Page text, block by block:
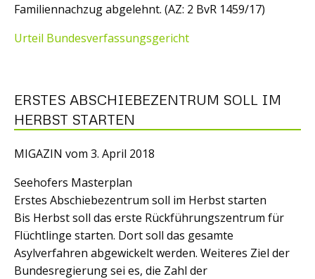
Familiennachzug abgelehnt. (AZ: 2 BvR 1459/17)
Urteil Bundesverfassungsgericht
ERSTES ABSCHIEBEZENTRUM SOLL IM
HERBST STARTEN
MIGAZIN vom 3. April 2018
Seehofers Masterplan
Erstes Abschiebezentrum soll im Herbst starten
Bis Herbst soll das erste Rückführungszentrum für
Flüchtlinge starten. Dort soll das gesamte
Asylverfahren abgewickelt werden. Weiteres Ziel der
Bundesregierung sei es, die Zahl der